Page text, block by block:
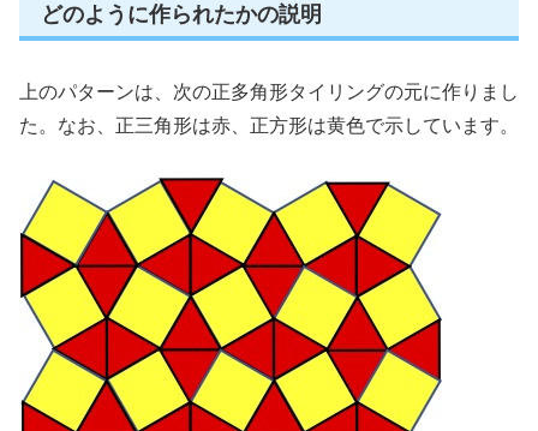
どのように作られたかの説明
上のパターンは、次の正多角形タイリングの元に作りまし
た。なお、正三角形は赤、正方形は黄色で示しています。